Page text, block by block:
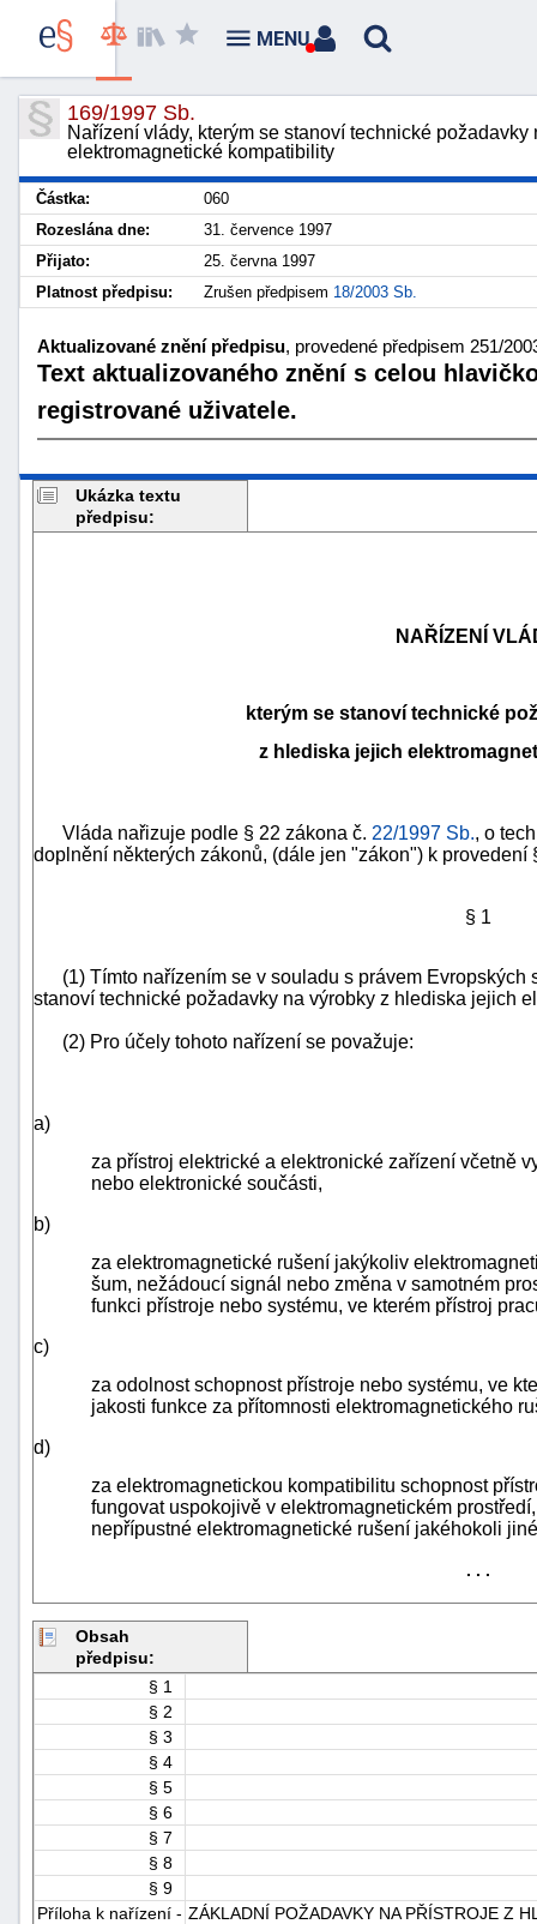
169/1997 Sb.
Nařízení vlády, kterým se stanoví technické
elektromagnetické kompatibility
Částka:
060
Rozeslána dne:
31. července 1997
Přijato:
25. června 1997
Platnost předpisu:
Zrušen předpisem 18/2003 Sb.
Aktualizované znění předpisu, provedené předpisem 251/
Text aktualizovaného znění s celou
registrované uživatele.
Ukázka textu
předpisu:
NAŘÍZENÍ
kterým se stanoví technické
z hlediska jejich
Vláda nařizuje podle § 22 zákona č. 22/1997 Sb., o
doplnění některých zákonů, (dále jen "zákon") k provedení
§ 1
(1) Tímto nařízením se v souladu s právem Evropských
stanoví technické požadavky na výrobky z hlediska jejich
(2) Pro účely tohoto nařízení se považuje:
a)
za přístroj elektrické a elektronické zařízení včetně
nebo elektronické součásti,
b)
za elektromagnetické rušení jakýkoliv
šum, nežádoucí signál nebo změna v samotném
funkci přístroje nebo systému, ve kterém přístroj
c)
za odolnost schopnost přístroje nebo systému, ve
jakosti funkce za přítomnosti elektromagnetického
d)
za elektromagnetickou kompatibilitu schopnost
fungovat uspokojivě v elektromagnetickém
nepřípustné elektromagnetické rušení jakéhokoli
. . .
Obsah
předpisu:
§ 1
§ 2
§ 3
§ 4
§ 5
§ 6
§ 7
§ 8
§ 9
Příloha k nařízení - ZÁKLADNÍ POŽADAVKY NA PŘÍSTROJE Z
MENU
škody
+náhrady